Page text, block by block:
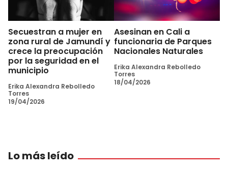
Secuestran a mujer en
zona rural de Jamundí y
crece la preocupación
por la seguridad en el
municipio
Erika Alexandra Rebolledo
Torres
19/04/2026
Asesinan en Cali a
funcionaria de Parques
Nacionales Naturales
Erika Alexandra Rebolledo
Torres
18/04/2026
Lo más leído